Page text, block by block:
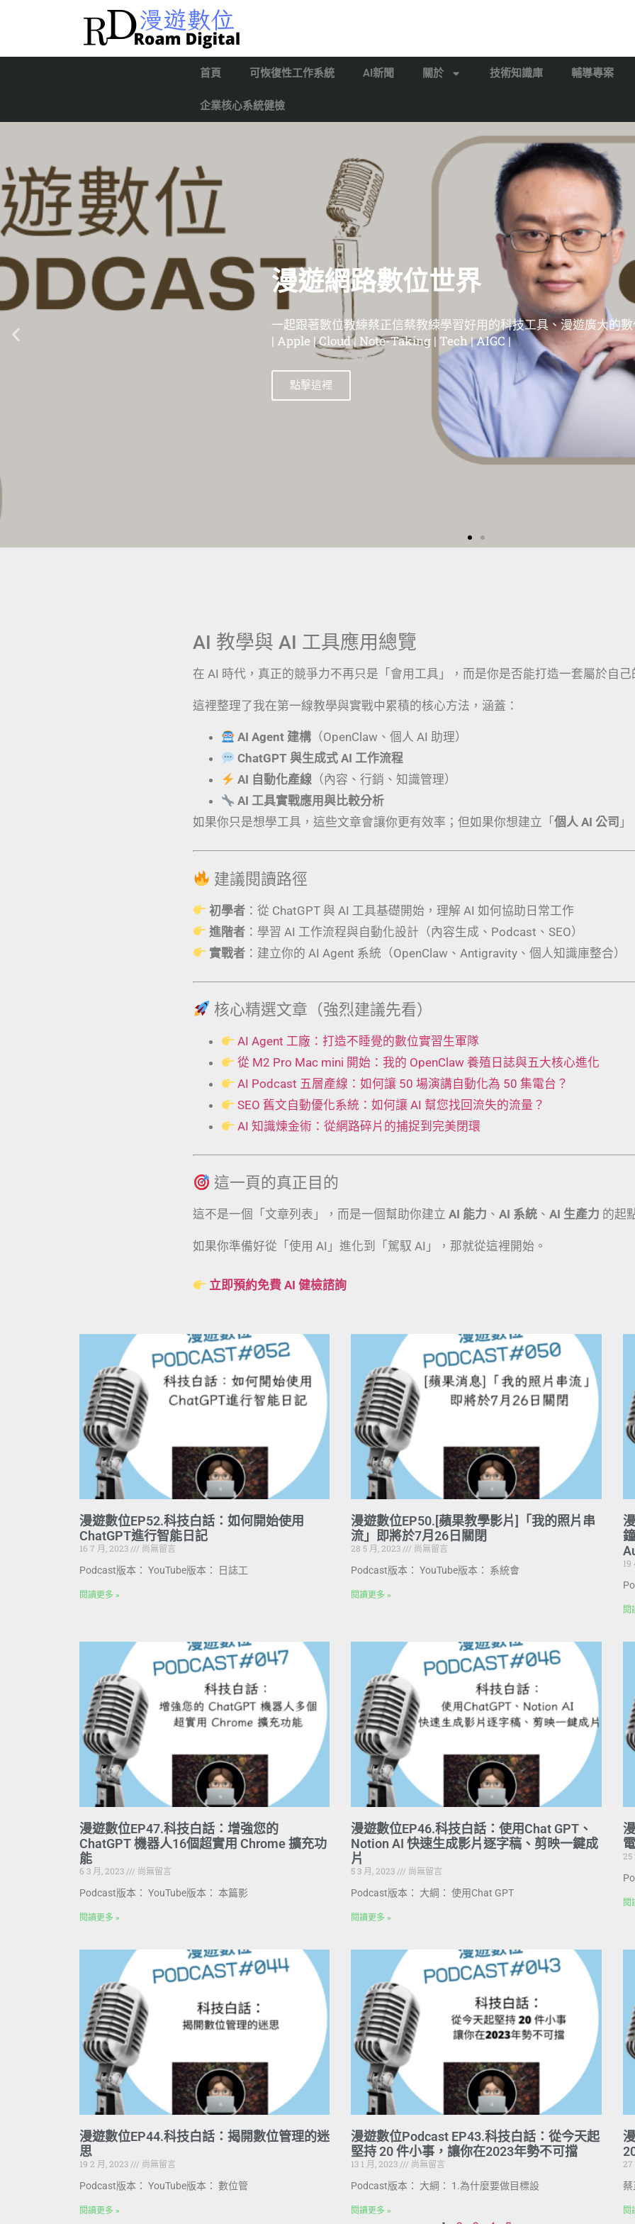
首頁 可恢復性工作系統 AI新聞 關於 技術知識庫 輔導專案
企業核心系統健檢
漫遊網路數
一起跟著數位教練蔡正信蔡教練學習好用的科技工具、漫遊在這個廣大
| 蘋果教學 | Evernote教學 | 筆記工具教學 | 雲端服務教學 |
AI 教學與 AI 工具應用總覽
在 AI 時代，真正的競爭力不再只是「會用工具」，而是你是否能打造一套屬於自
這裡整理了我在第一線教學與實戰中累積的核心方法，涵蓋：
AI Agent 建構 （OpenClaw、個人 AI 助理）
ChatGPT 與生成式 AI 工作流程
AI 自動化產線 （內容、行銷、知識管理）
AI 工具實戰應用與比較分析
如果你只是想學工具，這些文章會讓你更有效率；但如果你想建立「 個人 AI 公司
建議閱讀路徑
初學者 ：從 ChatGPT 與 AI 工具基礎開始，理解 AI 如何協助日常工作
進階者 ：學習 AI 工作流程與自動化設計（內容生成、Podcast、SEO）
實戰者 ：建立你的 AI Agent 系統（OpenClaw、Antigravity、個人知識庫整合）
核心精選文章（強烈建議先看）
AI Agent 工廠：打造不睡覺的數位實習生軍隊
從 M2 Pro Mac mini 開始：我的 OpenClaw 養殖日誌與五大核心進化
AI Podcast 五層產線：如何讓 50 場演講自動化為 50 集電台？
SEO 舊文自動優化系統：如何讓 AI 幫您找回流失的流量？
AI 知識煉金術：從網路碎片的捕捉到完美閉環
這一頁的真正目的
這不是一個「文章列表」，而是一個幫助你建立 AI 能力 、 AI 系統 、 AI 生產力 的起
如果你準備好從「使用 AI」進化到「駕馭 AI」，那就從這裡開始。
立即預約免費 AI 健檢諮詢
漫遊數位EP52.科技白話：如何開始使用
ChatGPT進行智能日記
16 7 月, 2023
尚無留言
Podcast版本： YouTube版本： 日誌工
閱讀更多 »
漫遊數位EP50.[蘋果教學影片]「我的照片串
流」即將於7月26日關⁠閉
28 5 月, 2023
尚無留言
Podcast版本： YouTube版本： 系統會
閱讀更多 »
19
閱
漫遊數位EP47.科技白話：增強您的
ChatGPT 機器人16個超實用 Chrome 擴充功
能
6 3 月, 2023
尚無留言
Podcast版本： YouTube版本： 本篇影
閱讀更多 »
漫遊數位EP46.科技白話：使用Chat GPT、
Notion AI 快速生成影片逐字稿、剪映一鍵成
片
5 3 月, 2023
尚無留言
Podcast版本： 大綱： 使用Chat GPT
閱讀更多 »
25
閱
漫遊數位EP44.科技白話：揭開數位管理的迷
思
19 2 月, 2023
尚無留言
Podcast版本： YouTube版本： 數位管
閱讀更多 »
漫遊數位Podcast EP43.科技白話：從今天起
堅持 20 件小事，讓你在2023年勢不可擋
13 1 月, 2023
尚無留言
Podcast版本： 大綱： 1.為什麼要做目標設
閱讀更多 »
27
蔡
閱